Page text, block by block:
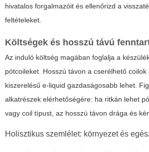
hivatalos forgalmazóit és ellenőrizd a
feltételeket.
Költségek és hosszú távú
Az induló költség magában foglalja a
pótcoileket. Hosszú távon a cserélhető
kiszerelésű e-liquid gazdaságosabb lehet.
alkatrészek elérhetőségére: ha ritkán lehet
vagy coil típust, az hosszú távon drága és
Holisztikus szemlélet: környezet és